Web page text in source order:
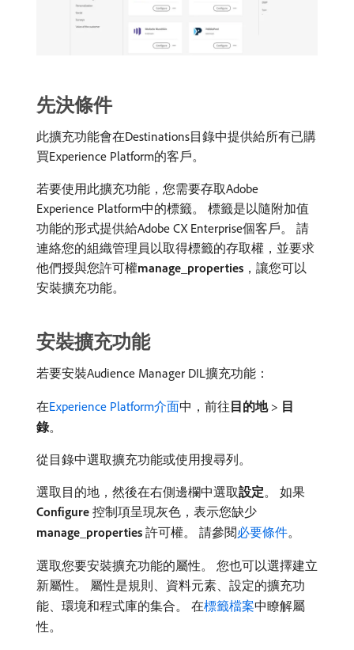
先決條件
此擴充功能會在Destinations目錄中提供給所有已購
買Experience Platform的客戶。
若要使用此擴充功能，您需要存取Adobe
Experience Platform中的標籤。 標籤是以隨附加值
功能的形式提供給Adobe CX Enterprise個客戶。 請
連絡您的組織管理員以取得標籤的存取權，並要求
他們授與您許可權​manage_properties ，讓您可以
安裝擴充功能。
安裝擴充功能
若要安裝Audience Manager DIL擴充功能：
在Experience Platform介面中，前往​目的地> 目
錄。
從目錄中選取擴充功能或使用搜尋列。
選取目的地，然後在右側邊欄中選取​設定。 如果​
Configure ​控制項呈現灰色，表示您缺少​
manage_properties ​許可權。 請參閱必要條件。
選取您要安裝擴充功能的屬性。 您也可以選擇建立
新屬性。 屬性是規則、資料元素、設定的擴充功
能、環境和程式庫的集合。 在標籤檔案中瞭解屬
性。